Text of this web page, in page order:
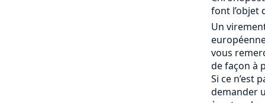
font l’objet
Un
vous
de façon à
Si ce n’est
demander